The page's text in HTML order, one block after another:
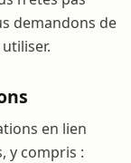
demandons de
en lien
y compris :